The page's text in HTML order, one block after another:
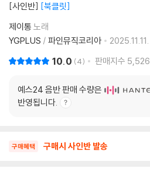
[사인반] 북클릿
제이통 노래
YGPLUS / 파인뮤직코리아 2025.11.11.
10.0 4 판매지수 5,526
예스24 음반 판매 수량은
반영됩니다.
구매혜택 구매시 사인반 발송